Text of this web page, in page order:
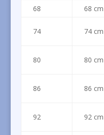
68
68 cm
74 74 cm
80 80 cm
86 86 cm
92 92 cm